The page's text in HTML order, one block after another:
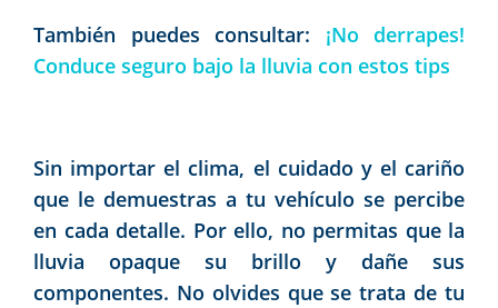
También puedes consultar: ¡No derrapes!
Conduce seguro bajo la lluvia con estos tips
Sin importar el clima, el cuidado y el cariño
que le demuestras a tu vehículo se percibe
en cada detalle. Por ello, no permitas que la
lluvia opaque su brillo y dañe sus
componentes. No olvides que se trata de tu